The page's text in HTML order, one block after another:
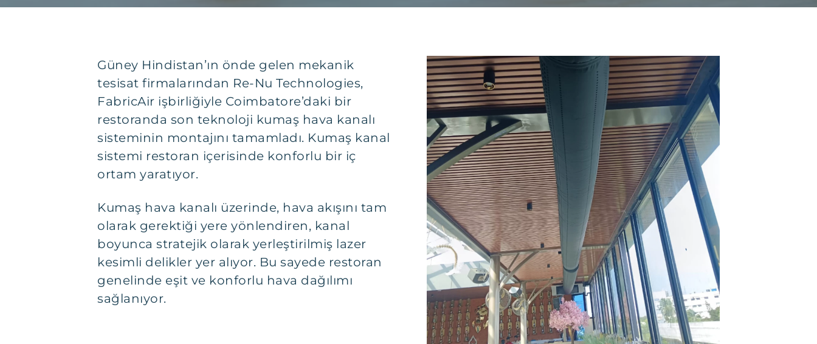
Güney Hindistan’ın önde gelen mekanik
tesisat firmalarından Re-Nu Technologies,
FabricAir işbirliğiyle Coimbatore’daki bir
restoranda son teknoloji kumaş hava kanalı
sisteminin montajını tamamladı. Kumaş kanal
sistemi restoran içerisinde konforlu bir iç
ortam yaratıyor.
Kumaş hava kanalı üzerinde, hava akışını tam
olarak gerektiği yere yönlendiren, kanal
boyunca stratejik olarak yerleştirilmiş lazer
kesimli delikler yer alıyor. Bu sayede restoran
genelinde eşit ve konforlu hava dağılımı
sağlanıyor.